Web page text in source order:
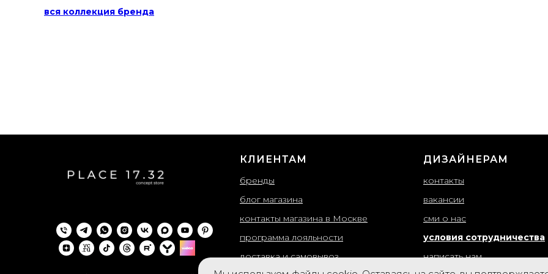
вся коллекция бренда
КЛИЕНТАМ
бренды
блог магазина
контакты магазина в Москве
программа лояльности
доставка и самовывоз
ДИЗАЙНЕРАМ
контакты
вакансии
сми о нас
условия сотрудничества
написать нам